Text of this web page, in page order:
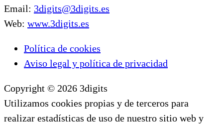
Email: 3digits@3digits.es
Web: www.3digits.es
Política de cookies
Aviso legal y política de privacidad
Copyright © 2026 3digits
Utilizamos cookies propias y de terceros para
realizar estadísticas de uso de nuestro sitio web y